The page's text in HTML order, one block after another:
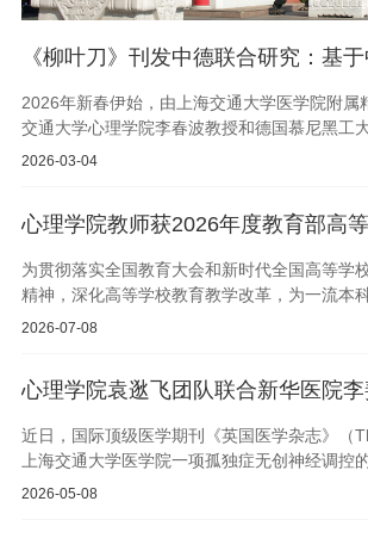
2026年新春伊始，由上海交通大学医学院附属
交通大学心理学院李春波教授和德国慕尼黑工
团队联合牵头的一项系统评价在《柳叶刀》以
新循证证据。研究纳入438项随机对照试验，
物，以及2024年获批的新型毒蕈碱受体激动剂
（xanomeline-trospium）。研究的主要结局
情况，次要结局包括阳性症状、阴性症状、抑
上对纳入的抗精神病药物进行扩展，包括呫诺
平-萨米多芬、卢美哌隆、布南色林、哌罗匹隆
肌肉注射或皮下注射以及透皮给药），还纳入
岁以下）、老年期患者（65岁以上）以及首次
该研究提供了33项结局指标的证据，包括临床
2026-03-04
为贯彻落实全国教育大会和新时代全国高等学
精神，深化高等学校教育教学改革，为一流本
面提升人才培养质量，教育部高等学校心理学
织专家评审等环节，在共257个申请项目中，最
66.6%）以及39个招标类项目（立项率为
学院叶铮老师负责的“深度结合人工智能的认知
目、王立卉老师负责的“‘心理学AI’人才培养体
2026-07-08
近日，国际顶级医学期刊《英国医学杂志》（
上海交通大学医学院一项孤独症无创神经调控
孤独症临床干预在经典行为干预基础上提供重
2026-05-08